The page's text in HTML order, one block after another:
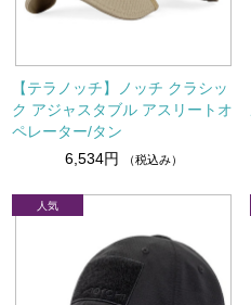
【テラノッチ】ノッチ クラシッ
ク アジャスタブル アスリートオ
ペレーター/タン
6,534円
（税込み）